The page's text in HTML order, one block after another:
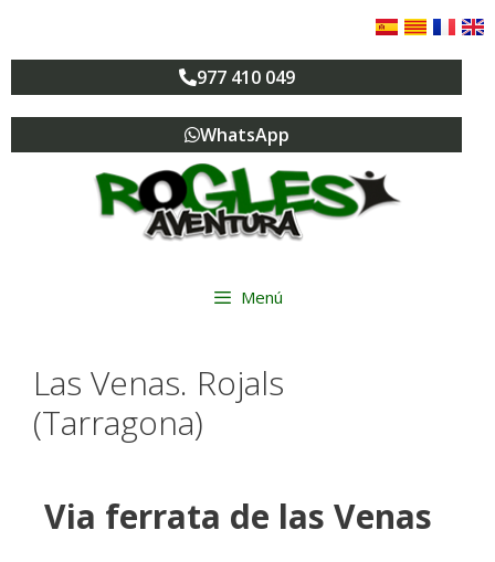
977 410 049
WhatsApp
Menú
Las Venas. Rojals
(Tarragona)
Via ferrata de las Venas